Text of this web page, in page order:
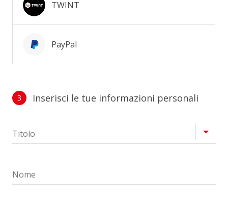
TWINT
PayPal
3 Inserisci le tue informazioni personali
Titolo
Nome